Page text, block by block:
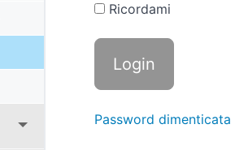
Ricordami
Password dimenticata